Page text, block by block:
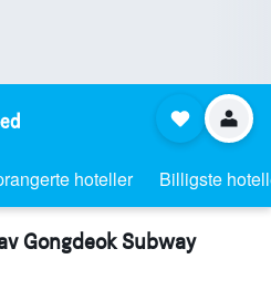
hoteller Billigste
Gongdeok Subway